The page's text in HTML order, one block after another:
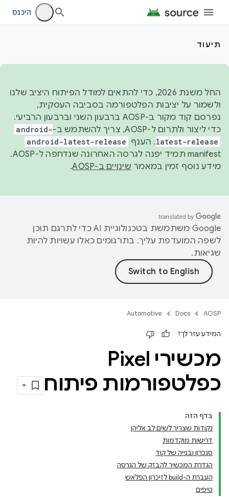
היכנס
תיעוד
החל משנת 2026, כדי להתאים למודל הפיתוח היציב שלנו
ולשמור על יציבות הפלטפורמה בסביבה העסקית,
נפרסם קוד מקור ב-AOSP ברבעון השני וברבעון הרביעי.
כדי ליצור ולתרום ל-AOSP, צריך להשתמש ב-
android-
latest-release. הענף android-latest-release
manifest תמיד יפנה לגרסה האחרונה שנדחפה ל-AOSP.
מידע נוסף זמין במאמר שינויים ב-AOSP .
‫Google משתמשת בטכנולוגיית AI כדי לתרגם תוכן
לשפה המועדפת עליך. בתרגומים כאלו עשויות להיות
שגיאות.
AOSP
Docs
Automotive
המידע עזר לך?
מכשירי Pixel
כפלטפורמות פיתוח
בדף הזה
נקודות שצריך לשים לב אליהן
דרישות מוקדמות
סנכרון ובנייה של קוד
הגדרת המכשיר להבזק של הגרסה
העברת ה-build לזיכרון הפלאש
טיפים